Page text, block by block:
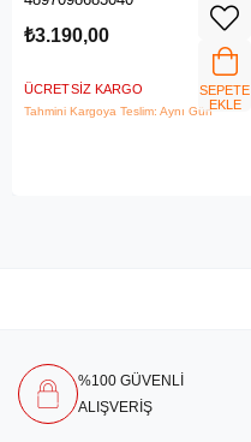
₺3.190,00
ÜCRETSIZ KARGO
Tahmini Kargoya Teslim: Aynı Gün
SEPETE
EKLE
%100 GÜVENLİ
ALIŞVERİŞ